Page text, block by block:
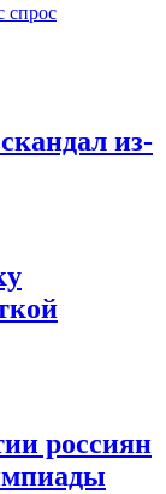
спрос
из-
россиян